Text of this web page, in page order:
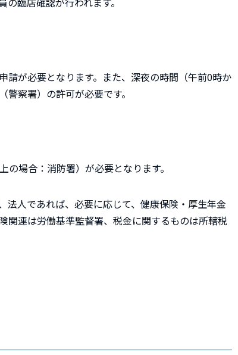
請が必要となります。また、深夜の時間（午前0時か
察署）の許可が必要です。
場合：消防署）が必要となります。
人であれば、必要に応じて、健康保険・厚生年金
関連は労働基準監督署、税金に関するものは所轄税